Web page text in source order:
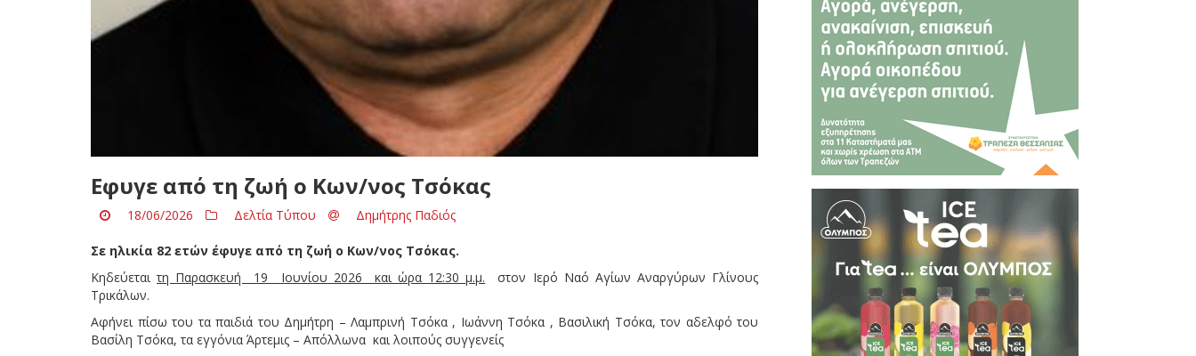
Eφυγε από τη ζωή ο Κων/νος Τσόκας
18/06/2026 Δελτία Τύπου Δημήτρης Παδιός
Σε ηλικία 82 ετών έφυγε από τη ζωή ο Κων/νος Τσόκας.
Κηδεύεταιτη Παρασκευή 19 Ιουνίου 2026 και ώρα 12:30 μ.μ. στον Ιερό Ναό Αγίων Αναργύρων Γλίνους
Τρικάλων.
Αφήνει πίσω του τα παιδιά του Δημήτρη – Λαμπρινή Τσόκα , Ιωάννη Τσόκα , Βασιλική Τσόκα, τον αδελφό του
Βασίλη Τσόκα, τα εγγόνια Άρτεμις – Απόλλωνα και λοιπούς συγγενείς